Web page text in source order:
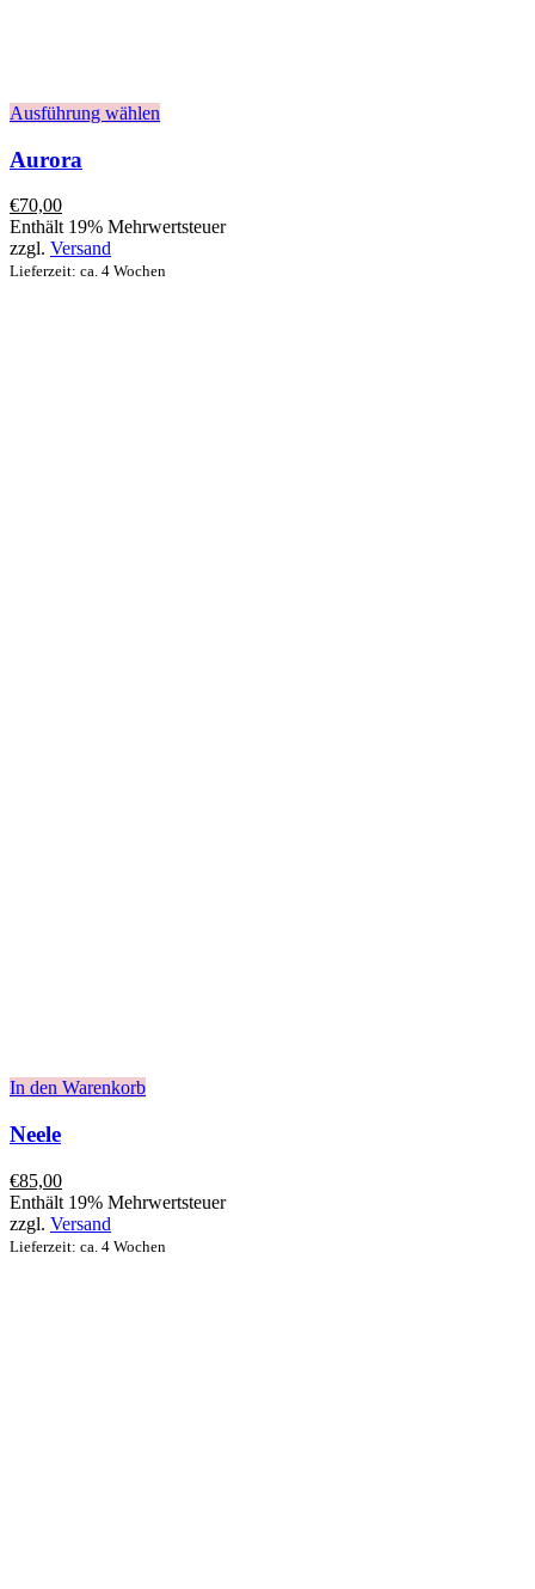
Ausführung wählen
Aurora
€70,00
Enthält 19% Mehrwertsteuer
zzgl. Versand
Lieferzeit: ca. 4 Wochen
In den Warenkorb
Neele
€85,00
Enthält 19% Mehrwertsteuer
zzgl. Versand
Lieferzeit: ca. 4 Wochen